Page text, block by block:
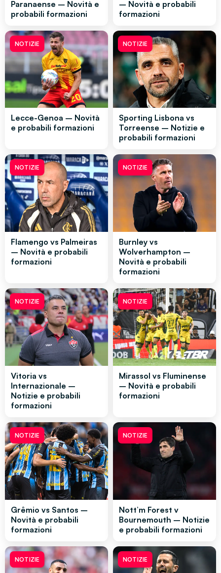
Paranaense – Novità e
probabili formazioni
– Novità e probabili
formazioni
NOTIZIE
Lecce-Genoa – Novità
e probabili formazioni
NOTIZIE
Sporting Lisbona vs
Torreense – Notizie e
probabili formazioni
NOTIZIE
Flamengo vs Palmeiras
– Novità e probabili
formazioni
NOTIZIE
Burnley vs
Wolverhampton –
Novità e probabili
formazioni
NOTIZIE
Vitoria vs
Internazionale –
Notizie e probabili
formazioni
NOTIZIE
Mirassol vs Fluminense
– Novità e probabili
formazioni
NOTIZIE
Grêmio vs Santos –
Novità e probabili
formazioni
NOTIZIE
Nott’m Forest v
Bournemouth – Notizie
e probabili formazioni
NOTIZIE NOTIZIE